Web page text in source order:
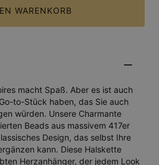
WARENKORB
macht Spaß. Aber es ist auch
to-Stück haben, das Sie auch
würden. Unsere Charmante
Beads aus massivem 417er
Design, das selbst Ihre
kann. Diese Halskette
Herzanhänger, der jedem Look